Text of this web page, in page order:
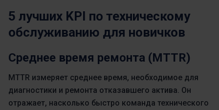
5 лучших KPI по техническому
обслуживанию для новичков
Среднее время ремонта (MTTR)
MTTR измеряет среднее время, необходимое для
диагностики и ремонта отказавшего актива. Он
отражает, насколько быстро команда технического